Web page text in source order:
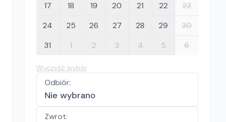
17
18 19 20 21 22
23
24
25 26 27 28 29
30
31
1 2 3 4 5 6
Wyczyść wybór
Odbiór:
Nie wybrano
Zwrot: